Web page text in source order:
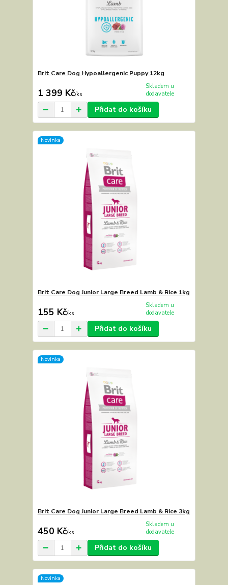
Brit Care Dog Hypoallergenic Puppy 12kg
1 399 Kč/ks
Skladem u
dodavatele
Přidat do košíku
Novinka
Brit Care Dog Junior Large Breed Lamb & Rice 1kg
155 Kč/ks
Skladem u
dodavatele
Přidat do košíku
Novinka
Brit Care Dog Junior Large Breed Lamb & Rice 3kg
450 Kč/ks
Skladem u
dodavatele
Přidat do košíku
Novinka